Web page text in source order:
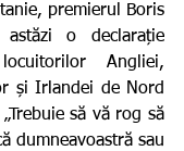
o declarație
Angliei,
și Irlandei de Nord
să vă rog să
dumneavoastră sau